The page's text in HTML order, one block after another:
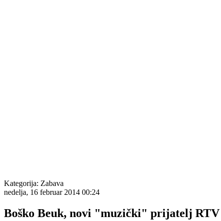
Kategorija: Zabava
nedelja, 16 februar 2014 00:24
Boško Beuk, novi "muzički" prijatelj